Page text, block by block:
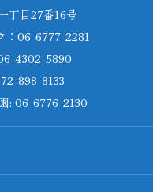
丁目27番16号
：06-6777-2281
4302-5890
898-8133
: 06-6776-2130